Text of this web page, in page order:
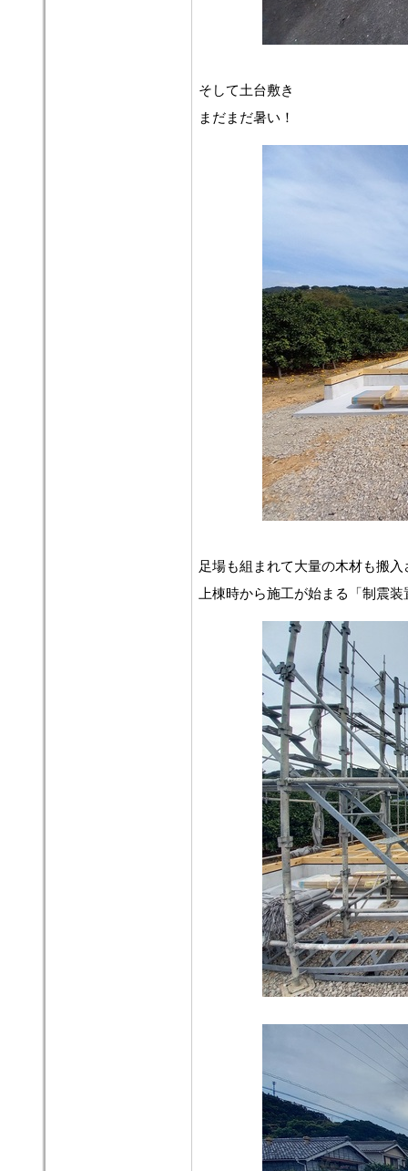
そして土台敷き
まだまだ暑い！
足場も組まれて大量の木材も搬入
上棟時から施工が始まる「制震